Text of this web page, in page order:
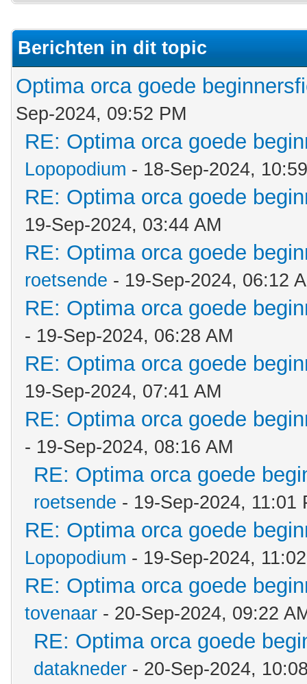
Berichten in dit topic
Optima orca goede
Sep-2024, 09:52 PM
RE: Optima orca goede
Lopopodium - 18-Sep-2024,
RE: Optima orca goede
19-Sep-2024, 03:44 AM
RE: Optima orca goede
roetsende - 19-Sep-2024, 06:12
RE: Optima orca goede
- 19-Sep-2024, 06:28 AM
RE: Optima orca goede
19-Sep-2024, 07:41 AM
RE: Optima orca goede
- 19-Sep-2024, 08:16 AM
RE: Optima orca goede
roetsende - 19-Sep-2024, 11:01
RE: Optima orca goede
Lopopodium - 19-Sep-2024,
RE: Optima orca goede
tovenaar - 20-Sep-2024, 09:22
RE: Optima orca goede
datakneder - 20-Sep-2024,